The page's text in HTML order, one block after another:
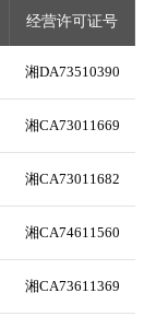
经营许可证号
湘DA73510390
湘CA73011669
湘CA73011682
湘CA74611560
湘CA73611369